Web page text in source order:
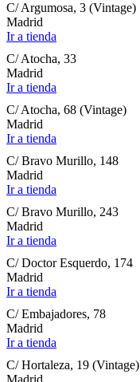
C/ Argumosa, 3 (Vintage)
Madrid
Ir a tienda
C/ Atocha, 33
Madrid
Ir a tienda
C/ Atocha, 68 (Vintage)
Madrid
Ir a tienda
C/ Bravo Murillo, 148
Madrid
Ir a tienda
C/ Bravo Murillo, 243
Madrid
Ir a tienda
C/ Doctor Esquerdo, 174
Madrid
Ir a tienda
C/ Embajadores, 78
Madrid
Ir a tienda
C/ Hortaleza, 19 (Vintage)
Madrid